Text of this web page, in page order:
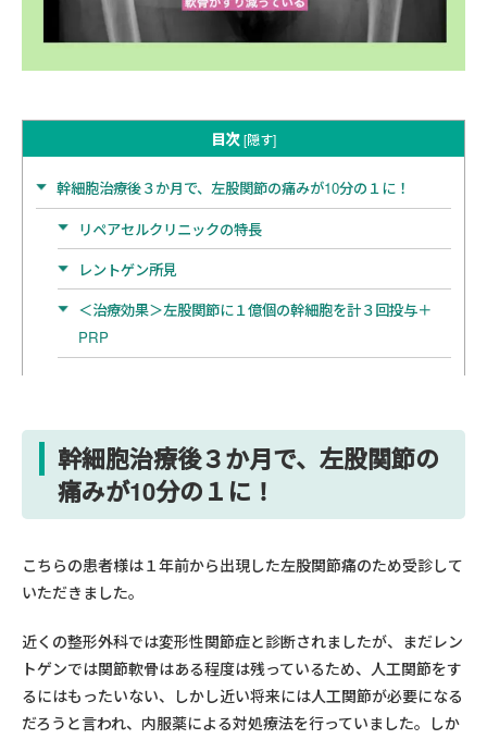
目次 [隠す]
幹細胞治療後３か月で、左股関節の痛みが10分の１に！
リペアセルクリニックの特長
レントゲン所見
＜治療効果＞左股関節に１億個の幹細胞を計３回投与＋
PRP
幹細胞治療後３か月で、左股関節の
痛みが10分の１に！
こちらの患者様は１年前から出現した左股関節痛のため受診して
いただきました。
近くの整形外科では変形性関節症と診断されましたが、まだレン
トゲンでは関節軟骨はある程度は残っているため、人工関節をす
るにはもったいない、しかし近い将来には人工関節が必要になる
だろうと言われ、内服薬による対処療法を行っていました。しか